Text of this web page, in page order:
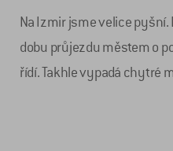
Na Izmir jsme velice
dobu průjezdu městem o
řídí. Takhle vypadá chytré